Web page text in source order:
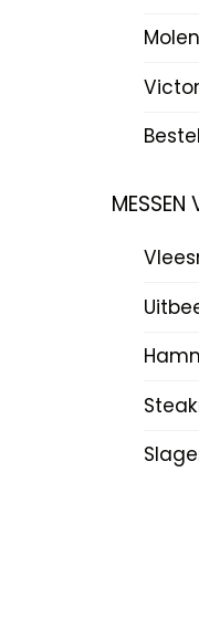
MESSEN